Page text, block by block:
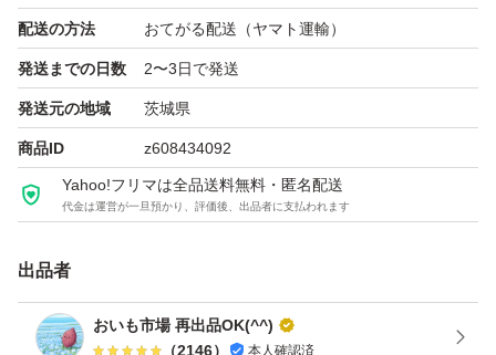
訳ありとなってますが、綺麗なお芋も多く入っておりま
す。
出荷日に検品して箱詰めしておりますが、輸送時の状況や
温度．湿度などで皮に傷がついたり、傷みが出てしまうか
もしれません。
遠方の方や翌日受け取りできない方は、お受け取り時に傷
んでいることもあるかもしれませんので、その旨ご了承下
さい。
配送の方法 おてがる配送（ヤマト運輸）
発送までの日数 2〜3日で発送
発送元の地域 茨城県
商品ID z608434092
Yahoo!フリマは全品送料無料・匿名配送
代金は運営が一旦預かり、評価後、出品者に支払われます
出品者
おいも市場 再出品OK(^^)
（2146） 本人確認済